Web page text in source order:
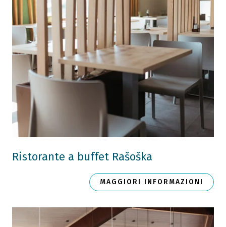
Ristorante a buffet Rašoška
MAGGIORI INFORMAZIONI